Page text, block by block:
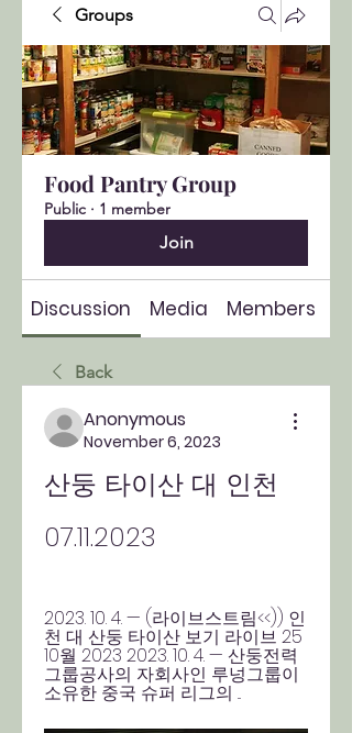
Groups
Food Pantry Group
Public · 1 member
Join
Discussion Media Members
Back
Anonymous
November 6, 2023
산둥 타이산 대 인천
07.11.2023
2023. 10. 4. — (라이브스트림<<)) 인
천 대 산둥 타이산 보기 라이브 25
10월 2023 2023. 10. 4. — 산둥전력
그룹공사의 자회사인 루넝그룹이
소유한 중국 슈퍼 리그의 ...